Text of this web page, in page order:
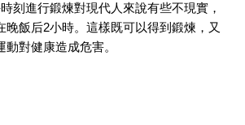
進行鍛煉對現代人來說有些不現實，
晚飯后2小時。這樣既可以得到鍛煉，又
對健康造成危害。